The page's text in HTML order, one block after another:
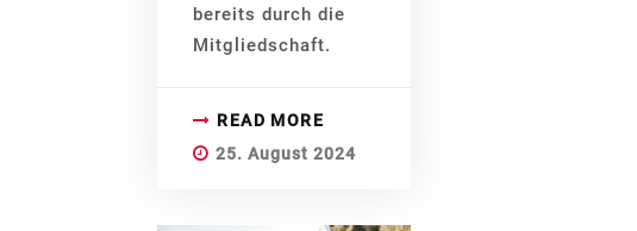
bereits durch die
Mitgliedschaft.
READ MORE
25. August 2024